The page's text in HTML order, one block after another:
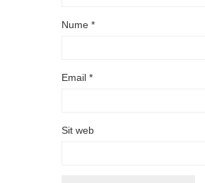
Nume *
Email *
Sit web